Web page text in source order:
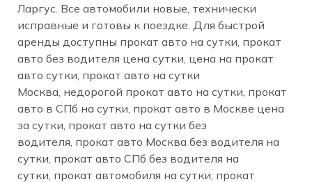
Ларгус. Все автомобили новые, технически
исправные и готовы к поездке. Для быстрой
аренды доступны прокат авто на сутки, прокат
авто без водителя цена сутки, цена на прокат
авто сутки, прокат авто на сутки
Москва, недорогой прокат авто на сутки, прокат
авто в СПб на сутки, прокат авто в Москве цена
за сутки, прокат авто на сутки без
водителя, прокат авто Москва без водителя на
сутки, прокат авто СПб без водителя на
сутки, прокат автомобиля на сутки, прокат